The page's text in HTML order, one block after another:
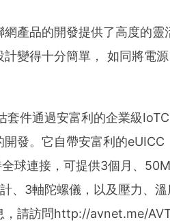
產品的開發提供了高度的靈
變得十分簡單， 如同將電
套件通過安富利的企業級
開發。它自帶安富利的eUICC
球連接，可提供3個月、
、3軸陀螺儀，以及壓力、
，請訪問http://avnet.me/